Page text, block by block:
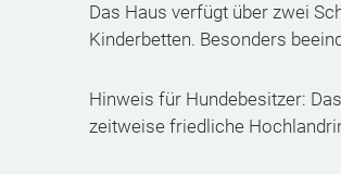
Das Haus verfügt über zwei
Kinderbetten. Besonders
Hinweis für Hundebesitzer:
zeitweise friedliche